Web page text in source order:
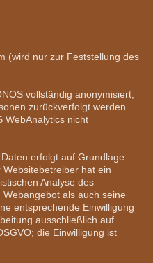
(wird nur zur Feststellung des
vollständig anonymisiert,
zurückverfolgt werden
WebAnalytics nicht
erfolgt auf Grundlage
Websitebetreiber hat ein
Analyse des
als auch seine
entsprechende Einwilligung
ausschließlich auf
die Einwilligung ist